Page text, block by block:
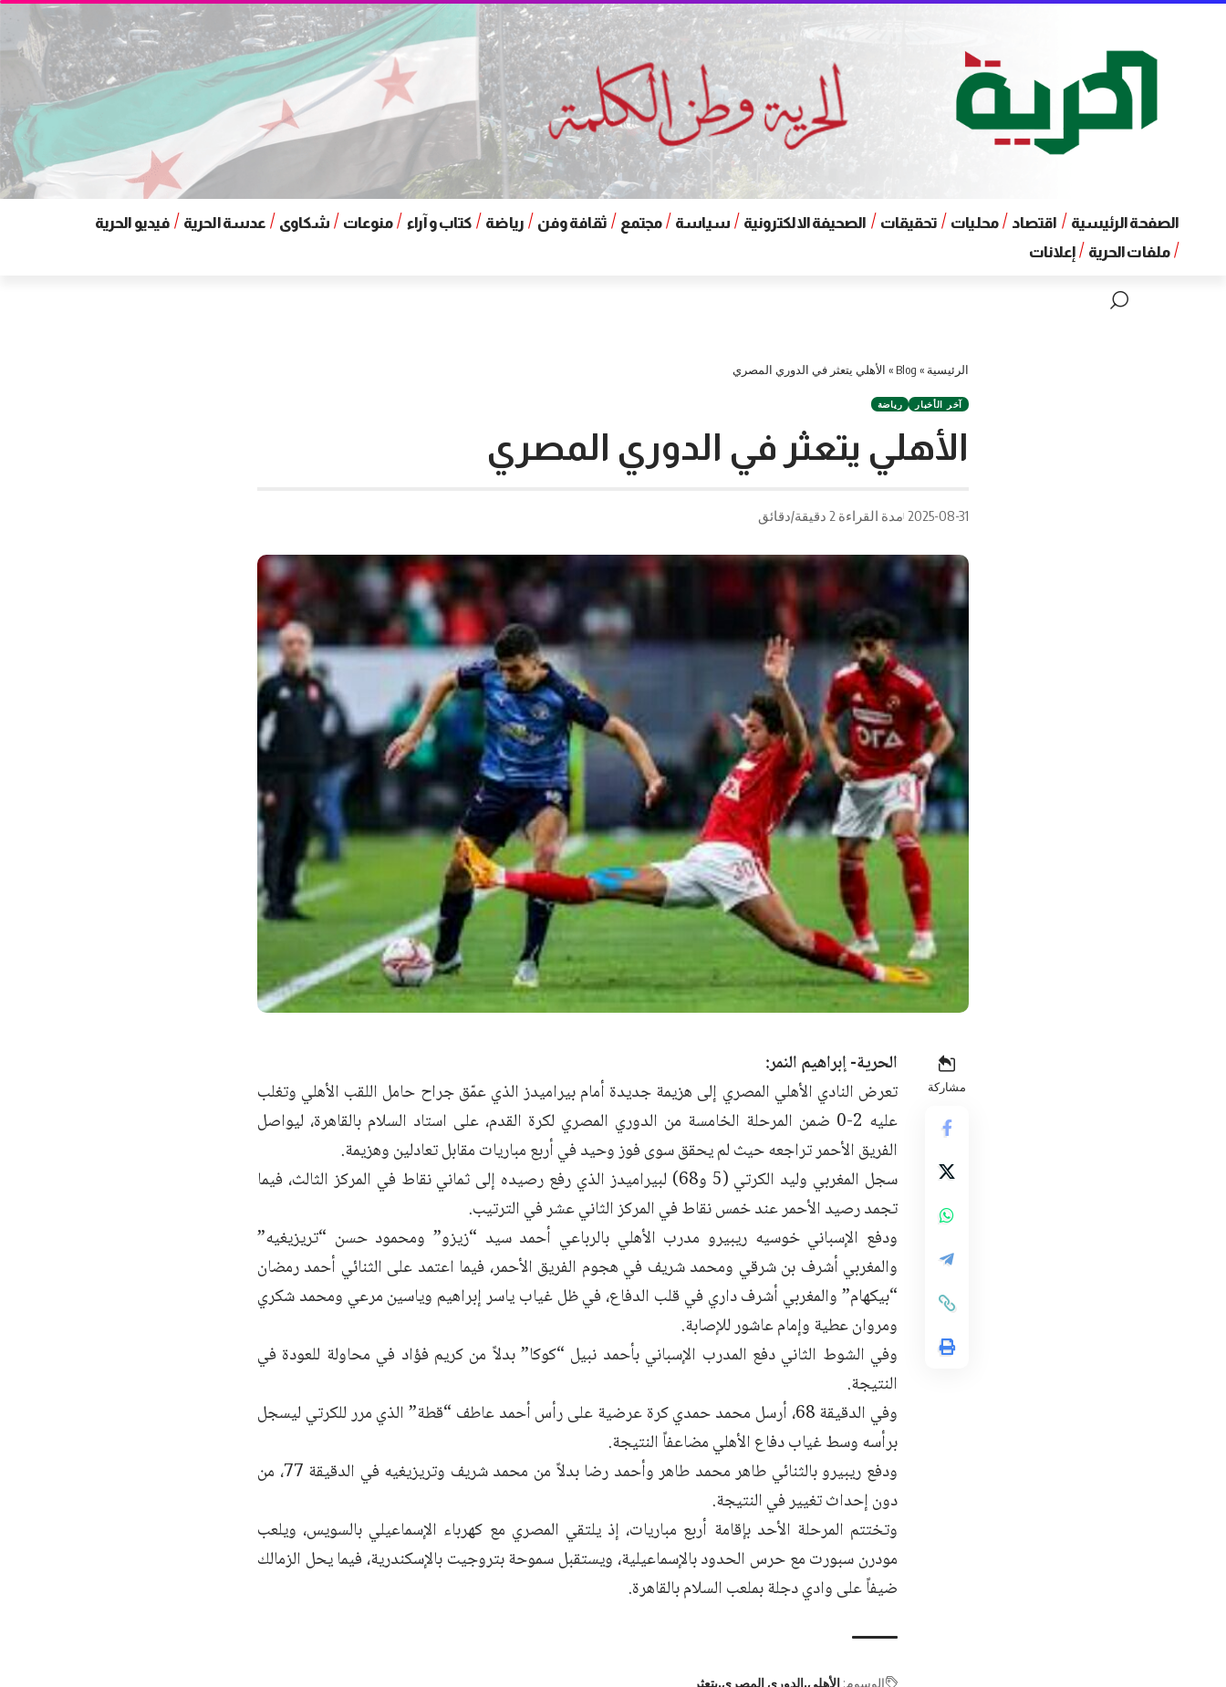
الصفحة الرئيسية اقتصاد محليات تحقيقات الصحيفة الالكترونية سياسة مجتمع ثقافة وفن رياضة كتاب و آراء منوعات شكاوى عدسة الحرية
فيديو الحرية
ملفات الحرية
إعلانات
الرئيسية »
Blog
» الأهلي يتعثر في الدوري المصري
آخر الأخبار رياضة
الأهلي يتعثر في الدوري المصري
2025-08-31 مدة القراءة 2 دقيقة/دقائق
مشاركة
الحرية- إبراهيم النمر:
تعرض النادي الأهلي المصري إلى هزيمة جديدة أمام بيراميدز الذي عمّق جراح حامل اللقب الأهلي وتغلب
عليه 2-0 ضمن المرحلة الخامسة من الدوري المصري لكرة القدم، على استاد السلام بالقاهرة، ليواصل
الفريق الأحمر تراجعه حيث لم يحقق سوى فوز وحيد في أربع مباريات مقابل تعادلين وهزيمة.
سجل المغربي وليد الكرتي (5 و68) لبيراميدز الذي رفع رصيده إلى ثماني نقاط في المركز الثالث، فيما
تجمد رصيد الأحمر عند خمس نقاط في المركز الثاني عشر في الترتيب.
ودفع الإسباني خوسيه ريبيرو مدرب الأهلي بالرباعي أحمد سيد “زيزو” ومحمود حسن “تريزيغيه”
والمغربي أشرف بن شرقي ومحمد شريف في هجوم الفريق الأحمر، فيما اعتمد على الثنائي أحمد رمضان
“بيكهام” والمغربي أشرف داري في قلب الدفاع، في ظل غياب ياسر إبراهيم وياسين مرعي ومحمد شكري
ومروان عطية وإمام عاشور للإصابة.
وفي الشوط الثاني دفع المدرب الإسباني بأحمد نبيل “كوكا” بدلاً من كريم فؤاد في محاولة للعودة في
النتيجة.
وفي الدقيقة 68، أرسل محمد حمدي كرة عرضية على رأس أحمد عاطف “قطة” الذي مرر للكرتي ليسجل
برأسه وسط غياب دفاع الأهلي مضاعفاً النتيجة.
ودفع ريبيرو بالثنائي طاهر محمد طاهر وأحمد رضا بدلاً من محمد شريف وتريزيغيه في الدقيقة 77، من
دون إحداث تغيير في النتيجة.
وتختتم المرحلة الأحد بإقامة أربع مباريات، إذ يلتقي المصري مع كهرباء الإسماعيلي بالسويس، ويلعب
مودرن سبورت مع حرس الحدود بالإسماعيلية، ويستقبل سموحة بتروجيت بالإسكندرية، فيما يحل الزمالك
ضيفاً على وادي دجلة بملعب السلام بالقاهرة.
الوسوم: الأهلي الدوري المصري يتعثر